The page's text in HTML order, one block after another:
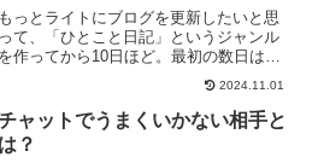
もっとライトにブログを更新したいと思
って、「ひとこと日記」というジャンル
を作ってから10日ほど。最初の数日はポ
ンポン書けたんだけど、今週ぐっと仕事
が忙しくなってしまって、書けなくなっ
しまった。月末はいつも忙しいので
す。月初もだけど。追い詰...
2024.11.01
ャットでうまくいかない相手と
は？